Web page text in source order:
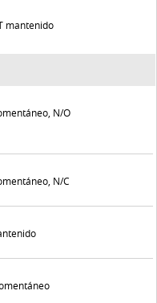
mantenido
N/O
N/C